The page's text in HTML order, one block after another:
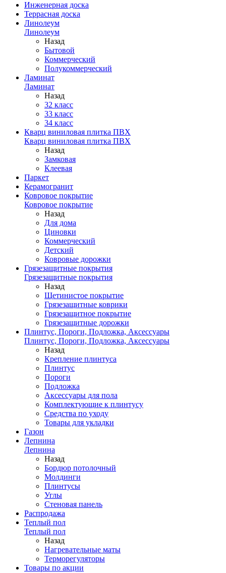
Инженерная доска
Террасная доска
Линолеум
Линолеум
Назад
Бытовой
Коммерческий
Полукоммерческий
Ламинат
Ламинат
Назад
32 класс
33 класс
34 класс
Кварц виниловая плитка ПВХ
Кварц виниловая плитка ПВХ
Назад
Замковая
Клеевая
Паркет
Керамогранит
Ковровое покрытие
Ковровое покрытие
Назад
Для дома
Циновки
Коммерческий
Детский
Ковровые дорожки
Грязезащитные покрытия
Грязезащитные покрытия
Назад
Щетинистое покрытие
Грязезащитные коврики
Грязезащитное покрытие
Грязезащитные дорожки
Плинтус, Пороги, Подложка, Аксессуары
Плинтус, Пороги, Подложка, Аксессуары
Назад
Крепление плинтуса
Плинтус
Пороги
Подложка
Аксессуары для пола
Комплектующие к плинтусу
Средства по уходу
Товары для укладки
Газон
Лепнина
Лепнина
Назад
Бордюр потолочный
Молдинги
Плинтусы
Углы
Стеновая панель
Распродажа
Теплый пол
Теплый пол
Назад
Нагревательные маты
Терморегуляторы
Товары по акции